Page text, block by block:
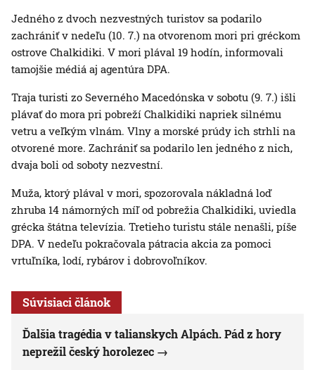
Jedného z dvoch nezvestných turistov sa podarilo
zachrániť v nedeľu (10. 7.) na otvorenom mori pri gréckom
ostrove Chalkidiki. V mori plával 19 hodín, informovali
tamojšie médiá aj agentúra DPA.
Traja turisti zo Severného Macedónska v sobotu (9. 7.) išli
plávať do mora pri pobreží Chalkidiki napriek silnému
vetru a veľkým vlnám. Vlny a morské prúdy ich strhli na
otvorené more. Zachrániť sa podarilo len jedného z nich,
dvaja boli od soboty nezvestní.
Muža, ktorý plával v mori, spozorovala nákladná loď
zhruba 14 námorných míľ od pobrežia Chalkidiki, uviedla
grécka štátna televízia. Tretieho turistu stále nenašli, píše
DPA. V nedeľu pokračovala pátracia akcia za pomoci
vrtuľníka, lodí, rybárov i dobrovoľníkov.
Súvisiaci článok
Ďalšia tragédia v talianskych Alpách. Pád z hory
neprežil český horolezec